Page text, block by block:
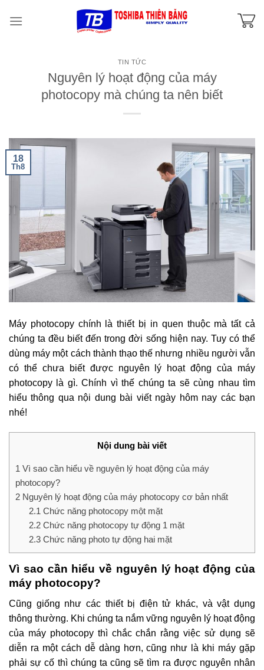
TIN TỨC
Nguyên lý hoạt động của máy
photocopy mà chúng ta nên biết
18
Th8
Máy photocopy chính là thiết bị in quen thuộc mà tất cả
chúng ta đều biết đến trong đời sống hiện nay. Tuy có thể
dùng máy một cách thành thạo thế nhưng nhiều người vẫn
có thể chưa biết được nguyên lý hoạt động của máy
photocopy là gì. Chính vì thế chúng ta sẽ cùng nhau tìm
hiểu thông qua nội dung bài viết ngày hôm nay các bạn
nhé!
Nội dung bài viết
1 Vì sao cần hiểu về nguyên lý hoạt động của máy
photocopy?
2 Nguyên lý hoạt động của máy photocopy cơ bản nhất
2.1 Chức năng photocopy một mặt
2.2Chức năng photocopy tự động 1 mặt
2.3Chức năng photo tự động hai mặt
Vì sao cần hiểu về nguyên lý hoạt động của
máy photocopy?
Cũng giống như các thiết bị điện tử khác, và vật dụng
thông thường. Khi chúng ta nắm vững nguyên lý hoạt động
của máy photocopy thì chắc chắn rằng việc sử dụng sẽ
diễn ra một cách dễ dàng hơn, cũng như là khi máy gặp
phải sự cố thì chúng ta cũng sẽ tìm ra được nguyên nhân